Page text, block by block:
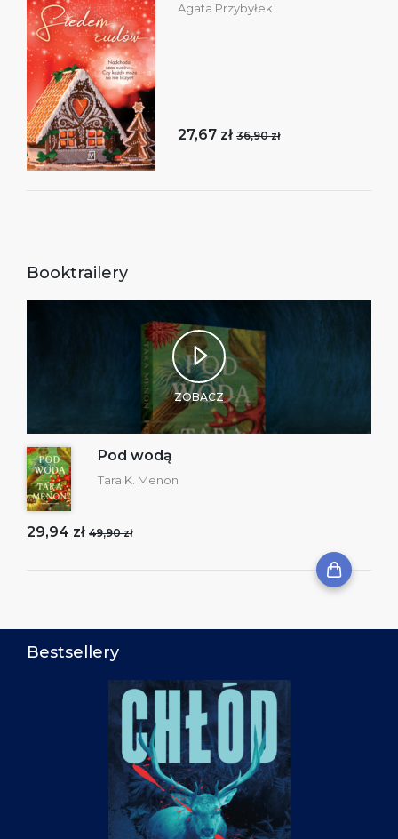
Agata Przybyłek
27,67 zł 36,90 zł
Booktrailery
ZOBACZ
Pod wodą
Tara K. Menon
29,94 zł 49,90 zł
Bestsellery